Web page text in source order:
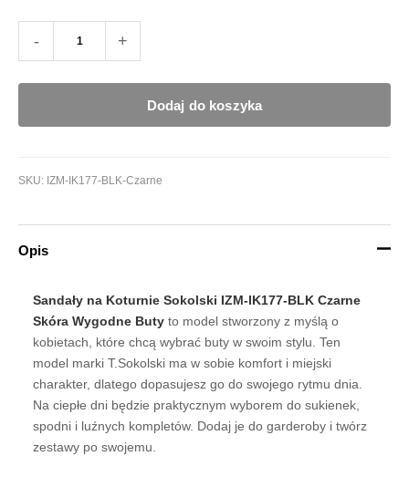
- +
Dodaj do koszyka
SKU: IZM-IK177-BLK-Czarne
Opis
Sandały na Koturnie Sokolski IZM-IK177-BLK Czarne
Skóra Wygodne Buty to model stworzony z myślą o
kobietach, które chcą wybrać buty w swoim stylu. Ten
model marki T.Sokolski ma w sobie komfort i miejski
charakter, dlatego dopasujesz go do swojego rytmu dnia.
Na ciepłe dni będzie praktycznym wyborem do sukienek,
spodni i luźnych kompletów. Dodaj je do garderoby i twórz
zestawy po swojemu.